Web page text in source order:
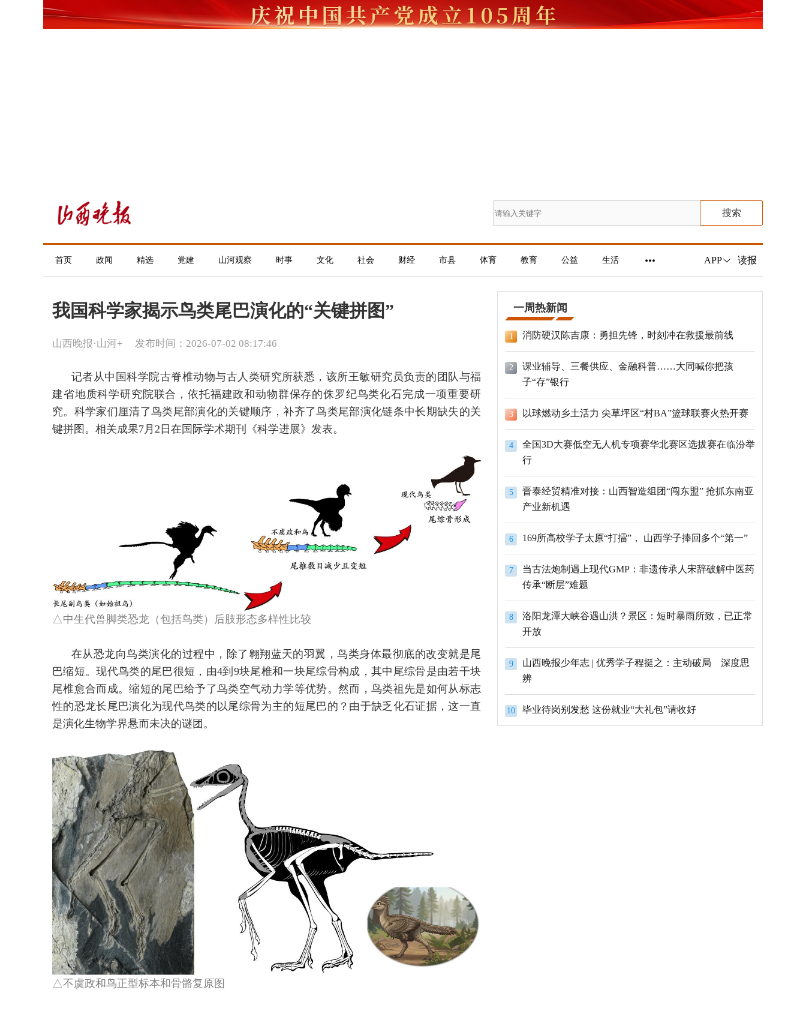
搜索
首页 政闻 精选 党建 山河观察 时事 文化 社会 财经 市县 体育 教育 公益 生活 APP 读报
我国科学家揭示鸟类尾巴演化的“关键拼图”
山西晚报·山河+ 发布时间：2026-07-02 08:17:46
记者从中国科学院古脊椎动物与古人类研究所获悉，该所王敏研究员负责的团队与福
建省地质科学研究院联合，依托福建政和动物群保存的侏罗纪鸟类化石完成一项重要研
究。科学家们厘清了鸟类尾部演化的关键顺序，补齐了鸟类尾部演化链条中长期缺失的关
键拼图。相关成果7月2日在国际学术期刊《科学进展》发表。
△中生代兽脚类恐龙（包括鸟类）后肢形态多样性比较
在从恐龙向鸟类演化的过程中，除了翱翔蓝天的羽翼，鸟类身体最彻底的改变就是尾
巴缩短。现代鸟类的尾巴很短，由4到9块尾椎和一块尾综骨构成，其中尾综骨是由若干块
尾椎愈合而成。缩短的尾巴给予了鸟类空气动力学等优势。然而，鸟类祖先是如何从标志
性的恐龙长尾巴演化为现代鸟类的以尾综骨为主的短尾巴的？由于缺乏化石证据，这一直
是演化生物学界悬而未决的谜团。
△不虞政和鸟正型标本和骨骼复原图
一周热新闻
1 消防硬汉陈吉康：勇担先锋，时刻冲在救援最前线
2
课业辅导、三餐供应、金融科普……大同喊你把孩
子“存”银行
3 以球燃动乡土活力 尖草坪区“村BA”篮球联赛火热开赛
4
全国3D大赛低空无人机专项赛华北赛区选拔赛在临汾举
行
5
晋泰经贸精准对接：山西智造组团“闯东盟” 抢抓东南亚
产业新机遇
6 169所高校学子太原“打擂”， 山西学子捧回多个“第一”
7
当古法炮制遇上现代GMP：非遗传承人宋辞破解中医药
传承“断层”难题
8
洛阳龙潭大峡谷遇山洪？景区：短时暴雨所致，已正常
开放
9
山西晚报少年志 | 优秀学子程挺之：主动破局 深度思
辨
10 毕业待岗别发愁 这份就业“大礼包”请收好